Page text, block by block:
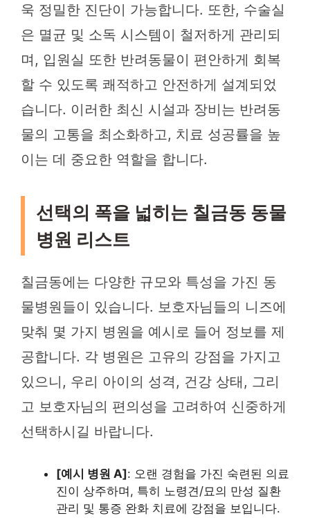
욱 정밀한 진단이 가능합니다. 또한, 수술실
은 멸균 및 소독 시스템이 철저하게 관리되
며, 입원실 또한 반려동물이 편안하게 회복
할 수 있도록 쾌적하고 안전하게 설계되었
습니다. 이러한 최신 시설과 장비는 반려동
물의 고통을 최소화하고, 치료 성공률을 높
이는 데 중요한 역할을 합니다.
선택의 폭을 넓히는 칠금동 동물
병원 리스트
칠금동에는 다양한 규모와 특성을 가진 동
물병원들이 있습니다. 보호자님들의 니즈에
맞춰 몇 가지 병원을 예시로 들어 정보를 제
공합니다. 각 병원은 고유의 강점을 가지고
있으니, 우리 아이의 성격, 건강 상태, 그리
고 보호자님의 편의성을 고려하여 신중하게
선택하시길 바랍니다.
[예시 병원 A]: 오랜 경험을 가진 숙련된 의료
진이 상주하며, 특히 노령견/묘의 만성 질환
관리 및 통증 완화 치료에 강점을 보입니다.